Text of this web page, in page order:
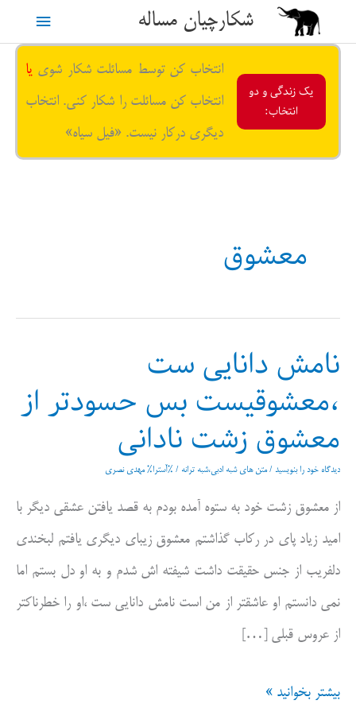
محتوا
شکارچیان مساله
فهرست
یک زندگی و دو
انتخاب:
انتخاب کن توسط مسائلت شکار شوی یا
انتخاب کن مسائلت را شکار کنی. انتخاب
دیگری درکار نیست. «فیل سیاه»
معشوق
نامش دانایی ست
،معشوقیست بس حسودتر از
معشوق زشت نادانی
دیدگاه‌ خود را بنویسید /متن های شبه ادبی،شبه ترانه / %آسترا% مهدی نصری
از معشوق زشت خود به ستوه آمده بودم به قصد یافتن عشقی دیگر با
امید زیاد پای در رکاب گذاشتم معشوق زیبای دیگری یافتم لبخندی
دلفریب از جنس حقیقت داشت شیفته اش شدم و به او دل بستم اما
نمی دانستم او عاشقتر از من است نامش دانایی ست ،او را خطرناکتر
از عروس قبلی […]
نامش
بیشتر بخوانید »